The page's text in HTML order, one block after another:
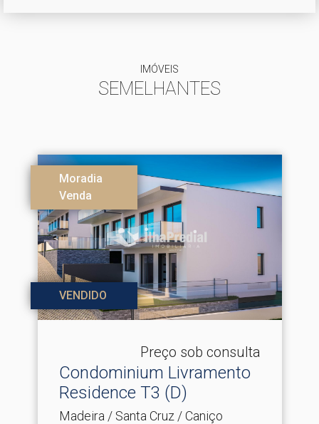
IMÓVEIS
SEMELHANTES
Moradia
Venda
VENDIDO
Preço sob consulta
Condominium Livramento
Residence T3 (D)
Madeira / Santa Cruz / Caniço